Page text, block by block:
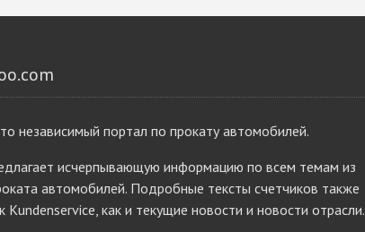
независимый портал по прокату автомобилей.
исчерпывающую информацию по всем темам из
автомобилей. Подробные тексты счетчиков также
Kundenservice, как и текущие новости и новости отрасли.